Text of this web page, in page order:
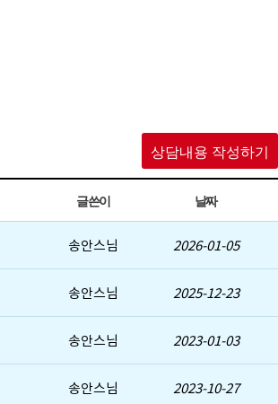
상담내용 작성하기
글쓴이 날짜
송안스님 2026-01-05
송안스님 2025-12-23
송안스님 2023-01-03
송안스님 2023-10-27